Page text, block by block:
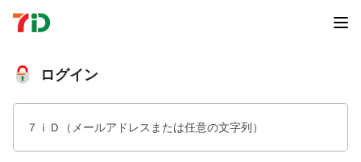
ログイン
７ｉＤ（メールアドレスまたは任意の文字列）